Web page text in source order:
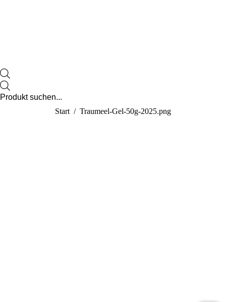
search
Sie befinden sich hier:
Start Traumeel-Gel-50g-2025.png